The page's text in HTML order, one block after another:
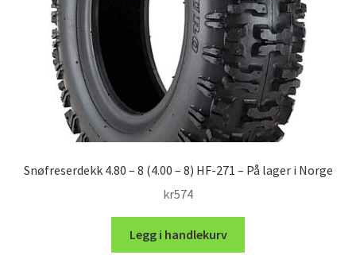
Snøfreserdekk 4.80 – 8 (4.00 – 8) HF-271 – På lager i Norge
kr574
Legg i handlekurv